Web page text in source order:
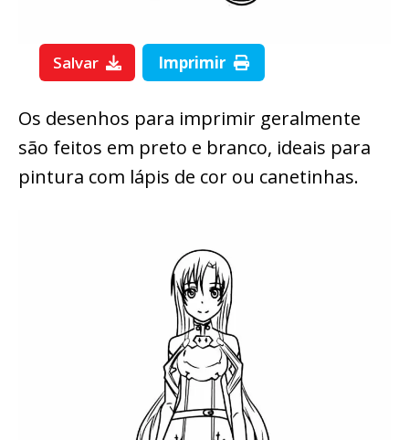
Salvar Imprimir
Os desenhos para imprimir geralmente
são feitos em preto e branco, ideais para
pintura com lápis de cor ou canetinhas.